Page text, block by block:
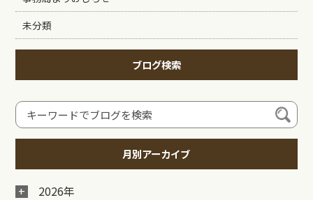
未分類
ブログ検索
月別アーカイブ
2026年